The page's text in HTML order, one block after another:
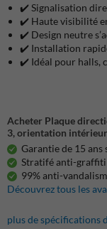
✔️ Signalisation
✔️ Haute visibilité
✔️ Design neutre
✔️ Installation
✔️ Idéal pour halls,
Acheter Plaque
3, orientation
Garantie de 15
Stratifé anti-graffiti
99% anti-
Découvrez tous les
plus de spécifications